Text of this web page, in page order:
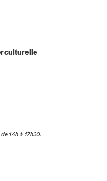
une facture
votre politique
14h à 17h30.